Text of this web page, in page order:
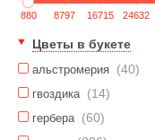
880 8797 16715 24632
Цветы в букете
альстромерия (40)
гвоздика (14)
гербера (60)